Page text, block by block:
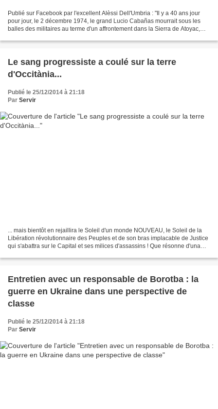
Publié sur Facebook par l'excellent Alèssi Dell'Umbria : "Il y a 40 ans jour
pour jour, le 2 décembre 1974, le grand Lucio Cabañas mourrait sous les
balles des militaires au terme d'un affrontement dans la Sierra de Atoyac,
Le sang progressiste a coulé sur la terre
d'Occitània...
Publié le 25/12/2014 à 21:18
Par Servir
... mais bientôt en rejaillira le Soleil d'un monde NOUVEAU, le Soleil de la
Libération révolutionnaire des Peuples et de son bras implacable de Justice
qui s'abattra sur le Capital et ses milices d'assassins ! Que résonne d'una
Entretien avec un responsable de Borotba : la
guerre en Ukraine dans une perspective de
classe
Publié le 25/12/2014 à 21:18
Par Servir